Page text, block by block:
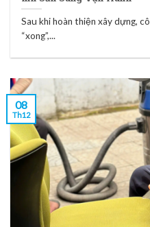
Sau khi hoàn thiện xây dựng,
“xong”,...
08
Th12